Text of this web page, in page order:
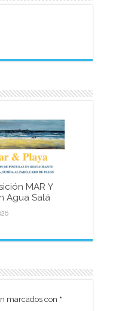
MAR Y
Agua Salá
marcados con *